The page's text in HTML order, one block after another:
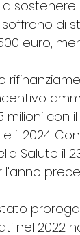
di
euro,
con il
il 2024.
Salute il
nel 2022